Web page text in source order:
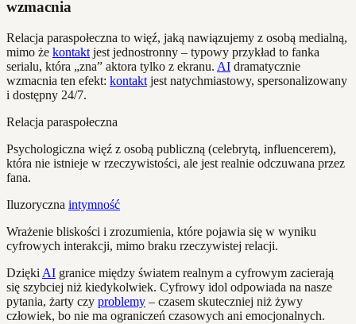
wzmacnia
Relacja paraspołeczna to więź, jaką nawiązujemy z osobą medialną,
mimo że kontakt jest jednostronny – typowy przykład to fanka
serialu, która „zna” aktora tylko z ekranu. AI dramatycznie
wzmacnia ten efekt: kontakt jest natychmiastowy, spersonalizowany
i dostępny 24/7.
Relacja paraspołeczna
Psychologiczna więź z osobą publiczną (celebrytą, influencerem),
która nie istnieje w rzeczywistości, ale jest realnie odczuwana przez
fana.
Iluzoryczna intymność
Wrażenie bliskości i zrozumienia, które pojawia się w wyniku
cyfrowych interakcji, mimo braku rzeczywistej relacji.
Dzięki AI granice między światem realnym a cyfrowym zacierają
się szybciej niż kiedykolwiek. Cyfrowy idol odpowiada na nasze
pytania, żarty czy problemy – czasem skuteczniej niż żywy
człowiek, bo nie ma ograniczeń czasowych ani emocjonalnych.